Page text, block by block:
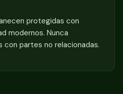
protegidas con
modernos. Nunca
partes no relacionadas.